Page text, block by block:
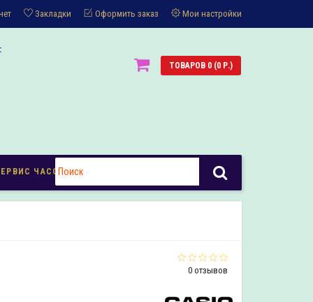
Закладки Оформить заказ Мои настройки
ТОВАРОВ 0 (0 Р.)
ЧАСОВ
0 отзывов